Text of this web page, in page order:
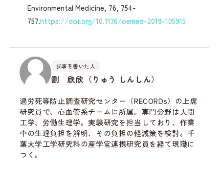
Environmental Medicine, 76, 754-
757.https://doi.org/10.1136/oemed-2019-105915
記事を書いた人
劉 欣欣（りゅう しんしん）
過労死等防止調査研究センター（RECORDs）の上席
研究員で、心血管系チームに所属。専門分野は人間
工学、労働生理学。実験研究を担当しており、作業
中の生理負担を解明、その負担の軽減策を検討。千
葉大学工学研究科の産学官連携研究員を経て現職に
つく。